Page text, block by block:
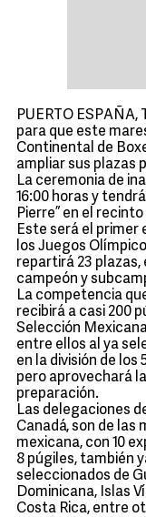
PUERTO
para que este
Continental de
ampliar sus plazas
La ceremonia de
16:00 horas y
Pierre” en el
Este será el primer
los Juegos
repartirá 23 plazas,
campeón y
La competencia
recibirá a casi 200
Selección
entre ellos al ya
en la división de los
pero aprovechará
preparación.
Las delegaciones
Canadá, son de las
mexicana, con 10
8 púgiles, también
seleccionados de
Dominicana, Islas
Costa Rica, entre